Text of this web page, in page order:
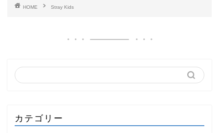
HOME Stray Kids
カテゴリー